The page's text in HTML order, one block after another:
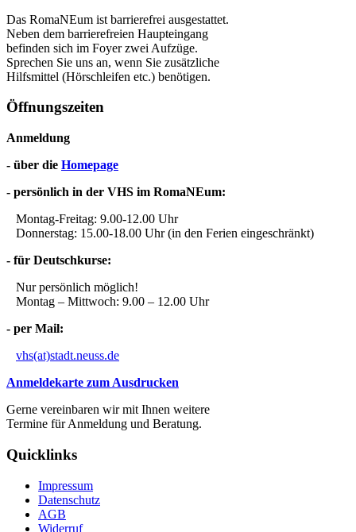
Das RomaNEum ist barrierefrei ausgestattet.
Neben dem barrierefreien Haupteingang
befinden sich im Foyer zwei Aufzüge.
Sprechen Sie uns an, wenn Sie zusätzliche
Hilfsmittel (Hörschleifen etc.) benötigen.
Öffnungszeiten
Anmeldung
- über die Homepage
- persönlich in der VHS im RomaNEum:
Montag-Freitag: 9.00-12.00 Uhr
Donnerstag: 15.00-18.00 Uhr (in den Ferien eingeschränkt)
- für Deutschkurse:
Nur persönlich möglich!
Montag – Mittwoch: 9.00 – 12.00 Uhr
- per Mail:
vhs(at)stadt.neuss.de
Anmeldekarte zum Ausdrucken
Gerne vereinbaren wir mit Ihnen weitere
Termine für Anmeldung und Beratung.
Quicklinks
Impressum
Datenschutz
AGB
Widerruf